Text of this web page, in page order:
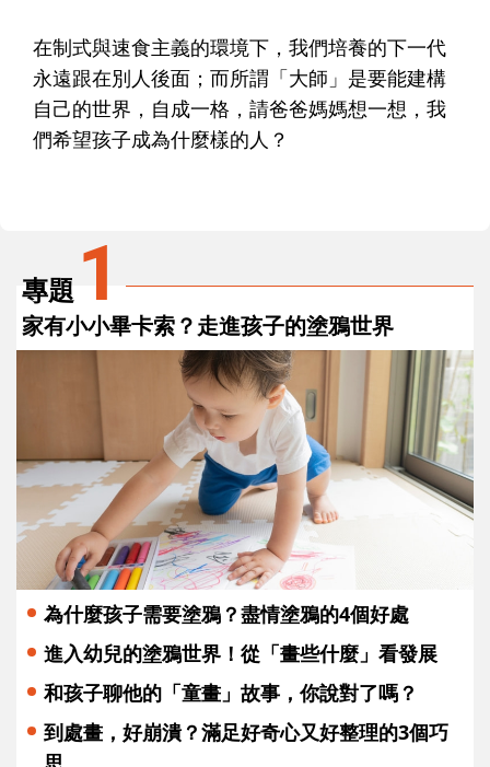
在制式與速食主義的環境下，我們培養的下一代
永遠跟在別人後面；而所謂「大師」是要能建構
自己的世界，自成一格，請爸爸媽媽想一想，我
們希望孩子成為什麼樣的人？
專題 1
家有小小畢卡索？走進孩子的塗鴉世界
為什麼孩子需要塗鴉？盡情塗鴉的4個好處
進入幼兒的塗鴉世界！從「畫些什麼」看發展
和孩子聊他的「童畫」故事，你說對了嗎？
到處畫，好崩潰？滿足好奇心又好整理的3個巧